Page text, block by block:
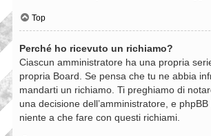
Top
Perché ho ricevuto un richiamo?
Ciascun amministratore ha una propria
propria Board. Se pensa che tu ne abbia
mandarti un richiamo. Ti preghiamo di
una decisione dell’amministratore, e
niente a che fare con questi richiami.